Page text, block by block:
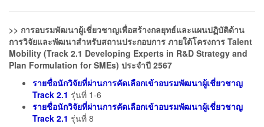
>> การอบรมพัฒนาผู้เชี่ยวชาญเพื่อสร้างกลยุทธ์และแผนปฏิบัติด้าน
การวิจัยและพัฒนาสำหรับสถานประกอบการ ภายใต้โครงการ Talent
Mobility (Track 2.1 Developing Experts in R&D Strategy and
Plan Formulation for SMEs) ประจำปี 2567
รายชื่อนักวิจัยที่ผ่านการคัดเลือกเข้าอบรมพัฒนาผู้เชี่ยวชาญ
Track 2.1 รุ่นที่ 1-6
รายชื่อนักวิจัยที่ผ่านการคัดเลือกเข้าอบรมพัฒนาผู้เชี่ยวชาญ
Track 2.1 รุ่นที่ 8